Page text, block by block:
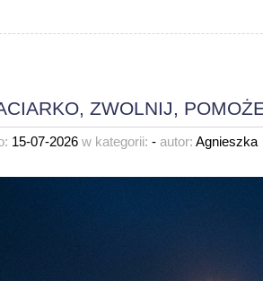
ZWOLNIJ,
15-07-2026 w kategorii: - autor: Agnieszka